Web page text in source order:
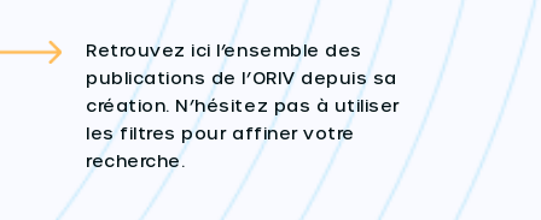
Retrouvez ici l’ensemble des
publications de l’ORIV depuis sa
création. N’hésitez pas à utiliser
les filtres pour affiner votre
recherche.